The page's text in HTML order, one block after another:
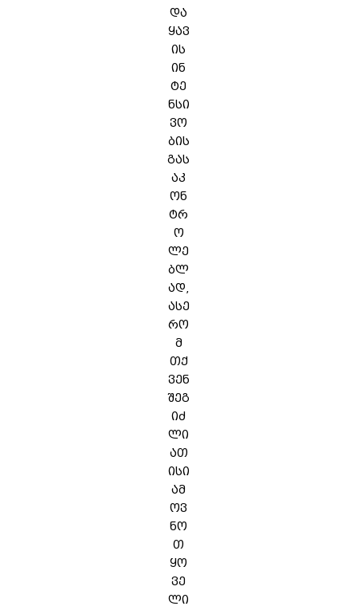
და
ყავ
ის
ინ
ტე
ნსი
ვო
ბის
გას
აკ
ონ
ტრ
ო
ლე
ბლ
ად,
ასე
რო
მ
თქ
ვენ
შეგ
იძ
ლი
ათ
ისი
ამ
ოვ
ნო
თ
ყო
ვე
ლი